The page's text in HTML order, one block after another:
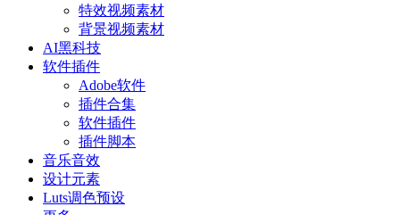
特效视频素材
背景视频素材
AI黑科技
软件插件
Adobe软件
插件合集
软件插件
插件脚本
音乐音效
设计元素
Luts调色预设